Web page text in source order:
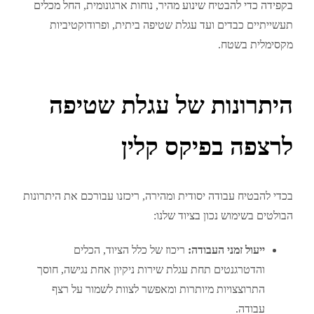
בקפידה כדי להבטיח שינוע מהיר, נוחות ארגונומית, החל מכלים
תעשייתיים כבדים ועד עגלת שטיפה ביתית, ופרודוקטיביות
מקסימלית בשטח.
היתרונות של עגלת שטיפה
לרצפה בפיקס קלין
בכדי להבטיח עבודה יסודית ומהירה, ריכזנו עבורכם את היתרונות
הבולטים בשימוש נכון בציוד שלנו:
ייעול זמני העבודה: ריכוז של כלל הציוד, הכלים
והדטרגנטים תחת עגלת שירות ניקיון אחת נגישה, חוסך
התרוצצויות מיותרות ומאפשר לצוות לשמור על רצף
עבודה.